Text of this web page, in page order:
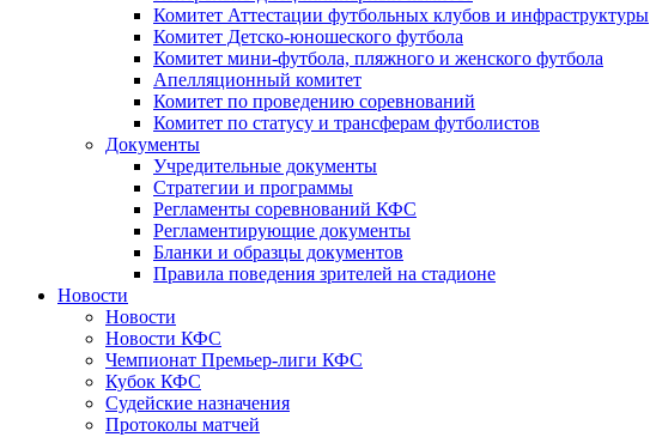
Комитет Аттестации футбольных клубов и инфраструктуры
Комитет Детско-юношеского футбола
Комитет мини-футбола, пляжного и женского футбола
Апелляционный комитет
Комитет по проведению соревнований
Комитет по статусу и трансферам футболистов
Документы
Учредительные документы
Стратегии и программы
Регламенты соревнований КФС
Регламентирующие документы
Бланки и образцы документов
Правила поведения зрителей на стадионе
Новости
Новости
Новости КФС
Чемпионат Премьер-лиги КФС
Кубок КФС
Судейские назначения
Протоколы матчей